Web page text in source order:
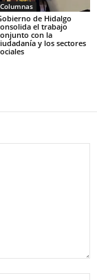
Columnas
de Hidalgo
el trabajo
con la
y los sectores